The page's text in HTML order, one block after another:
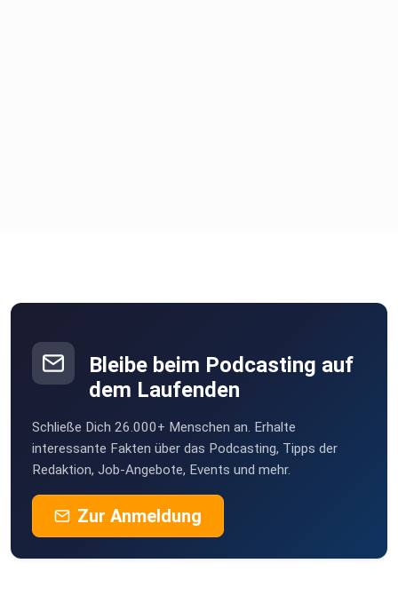
Bleibe beim Podcasting auf
dem Laufenden
Schließe Dich 26.000+ Menschen an. Erhalte
interessante Fakten über das Podcasting, Tipps der
Redaktion, Job-Angebote, Events und mehr.
Zur Anmeldung